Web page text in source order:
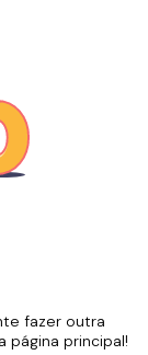
fazer outra
página principal!